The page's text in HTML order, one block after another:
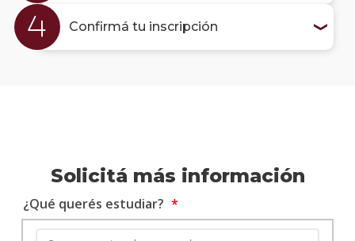
de
pago
Confirmá tu inscripción
Solicitá más información
¿Qué querés estudiar?